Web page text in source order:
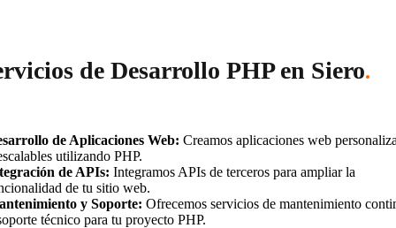
de Desarrollo PHP en Siero.
de Aplicaciones Web: Creamos aplicaciones web
utilizando PHP.
de APIs: Integramos APIs de terceros para ampliar la
de tu sitio web.
y Soporte: Ofrecemos servicios de mantenimiento
técnico para tu proyecto PHP.